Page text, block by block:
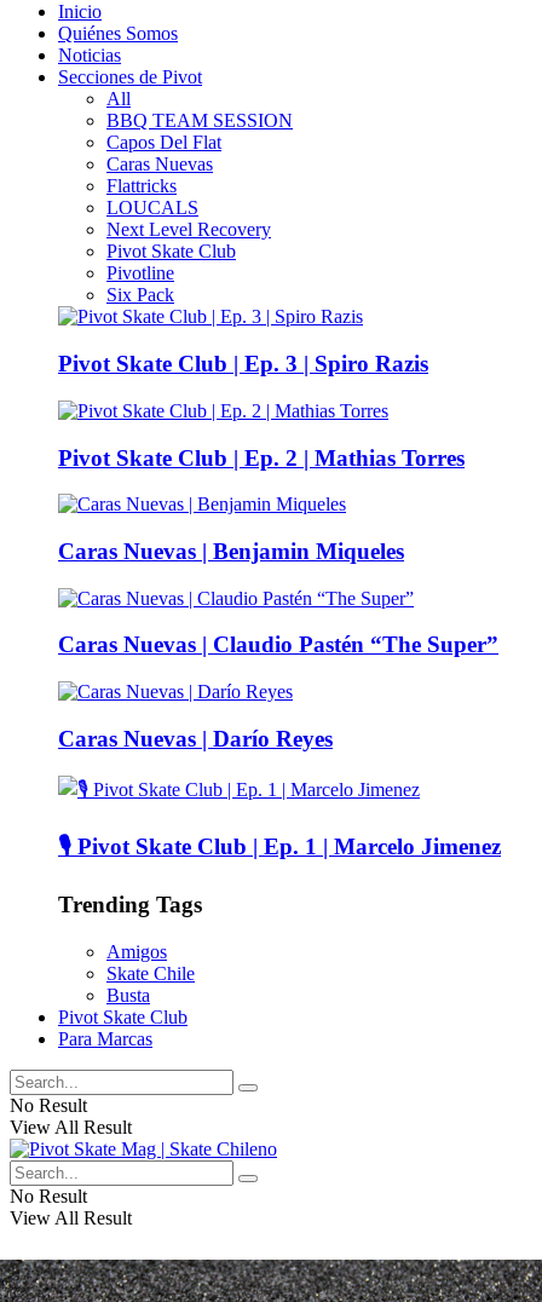
Inicio
Quiénes Somos
Noticias
Secciones de Pivot
All
BBQ TEAM SESSION
Capos Del Flat
Caras Nuevas
Flattricks
LOUCALS
Next Level Recovery
Pivot Skate Club
Pivotline
Six Pack
Pivot Skate Club | Ep. 3 | Spiro Razis
Pivot Skate Club | Ep. 2 | Mathias Torres
Caras Nuevas | Benjamin Miqueles
Caras Nuevas | Claudio Pastén “The Super”
Caras Nuevas | Darío Reyes
🎙️ Pivot Skate Club | Ep. 1 | Marcelo Jimenez
Trending Tags
Amigos
Skate Chile
Busta
Pivot Skate Club
Para Marcas
No Result
View All Result
No Result
View All Result